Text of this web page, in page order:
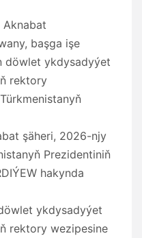
Aknabat
başga işe
döwlet ykdysadyýet
rektory
şäheri, 2026-njy
Prezidentiniň
hakynda
ykdysadyýet
rektory wezipesine